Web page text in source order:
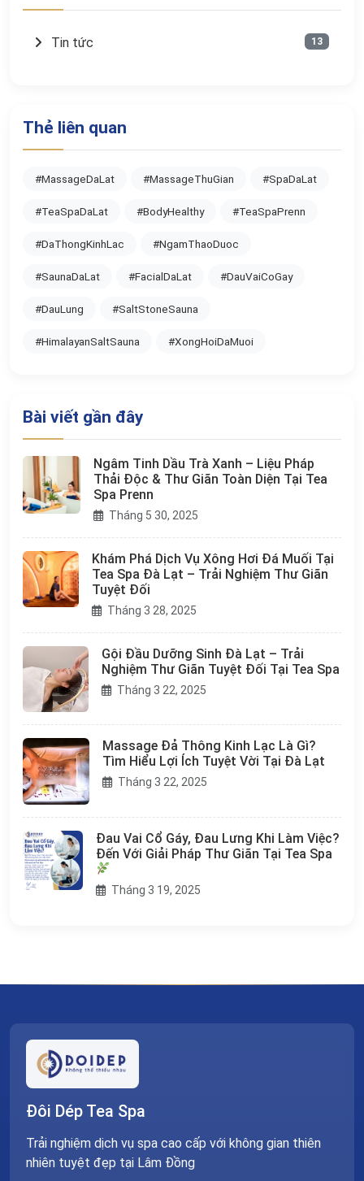
Tin tức 13
Thẻ liên quan
#MassageDaLat #MassageThuGian #SpaDaLat
#TeaSpaDaLat #BodyHealthy #TeaSpaPrenn
#DaThongKinhLac #NgamThaoDuoc
#SaunaDaLat #FacialDaLat #DauVaiCoGay
#DauLung #SaltStoneSauna
#HimalayanSaltSauna #XongHoiDaMuoi
Bài viết gần đây
Ngâm Tinh Dầu Trà Xanh – Liệu Pháp
Thải Độc & Thư Giãn Toàn Diện Tại Tea
Spa Prenn
Tháng 5 30, 2025
Khám Phá Dịch Vụ Xông Hơi Đá Muối Tại
Tea Spa Đà Lạt – Trải Nghiệm Thư Giãn
Tuyệt Đối
Tháng 3 28, 2025
Gội Đầu Dưỡng Sinh Đà Lạt – Trải
Nghiệm Thư Giãn Tuyệt Đối Tại Tea Spa
Tháng 3 22, 2025
Massage Đả Thông Kinh Lạc Là Gì?
Tìm Hiểu Lợi Ích Tuyệt Vời Tại Đà Lạt
Tháng 3 22, 2025
Đau Vai Cổ Gáy, Đau Lưng Khi Làm Việc?
Đến Với Giải Pháp Thư Giãn Tại Tea Spa
Tháng 3 19, 2025
Đôi Dép Tea Spa
Trải nghiệm dịch vụ spa cao cấp với không gian thiên
nhiên tuyệt đẹp tại Lâm Đồng